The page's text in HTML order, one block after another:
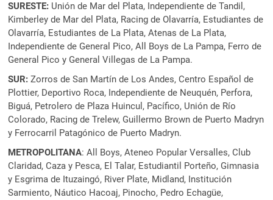
SURESTE: Unión de Mar del Plata, Independiente de Tandil,
Kimberley de Mar del Plata, Racing de Olavarría, Estudiantes de
Olavarría, Estudiantes de La Plata, Atenas de La Plata,
Independiente de General Pico, All Boys de La Pampa, Ferro de
General Pico y General Villegas de La Pampa.
SUR: Zorros de San Martín de Los Andes, Centro Español de
Plottier, Deportivo Roca, Independiente de Neuquén, Perfora,
Biguá, Petrolero de Plaza Huincul, Pacífico, Unión de Río
Colorado, Racing de Trelew, Guillermo Brown de Puerto Madryn
y Ferrocarril Patagónico de Puerto Madryn.
METROPOLITANA: All Boys, Ateneo Popular Versalles, Club
Claridad, Caza y Pesca, El Talar, Estudiantil Porteño, Gimnasia
y Esgrima de Ituzaingó, River Plate, Midland, Institución
Sarmiento, Náutico Hacoaj, Pinocho, Pedro Echagüe,